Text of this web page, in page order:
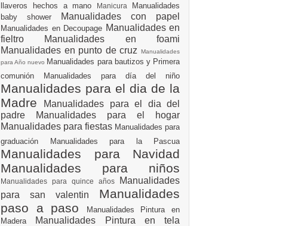
llaveros hechos a mano Manicura Manualidades
baby shower
Manualidades con papel
Manualidades en Decoupage Manualidades en
fieltro Manualidades en foami
Manualidades en punto de cruz
Manualidades
para Año nuevo Manualidades para bautizos y Primera
comunión Manualidades para día del niño
Manualidades para el dia de la
Madre
Manualidades para el dia del
padre
Manualidades para el hogar
Manualidades para fiestas Manualidades para
graduación Manualidades para la Pascua
Manualidades para Navidad
Manualidades para niños
Manualidades para quince años
Manualidades
para san valentin Manualidades
paso a paso
Manualidades Pintura en
Madera
Manualidades Pintura en tela